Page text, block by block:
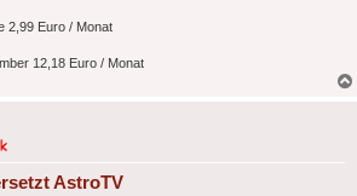
2,99 Euro / Monat
12,18 Euro / Monat
AstroTV